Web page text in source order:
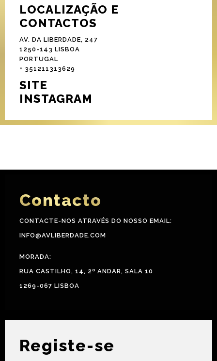
LOCALIZAÇÃO E
CONTACTOS
AV. DA LIBERDADE, 247
1250-143 LISBOA
PORTUGAL
+ 351211313629
SITE
INSTAGRAM
Contacto
CONTACTE-NOS ATRAVÉS DO NOSSO EMAIL:
INFO@AVLIBERDADE.COM
MORADA:
RUA CASTILHO, 14, 2º ANDAR, SALA 10
1269-067 LISBOA
Registe-se